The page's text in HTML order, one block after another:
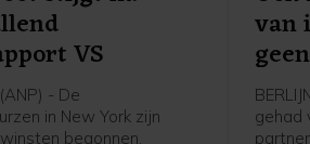
VS
- De
in New York zijn
begonnen.
van
gehad